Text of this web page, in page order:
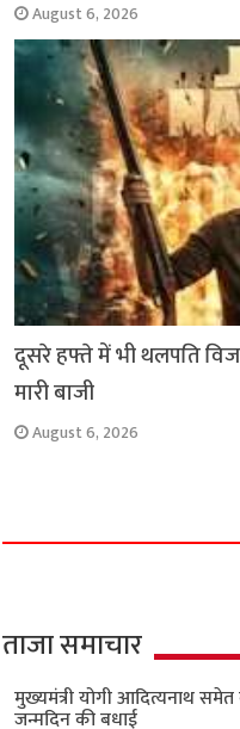
August 6, 2026
दूसरे हफ्ते में भी थलपति
मारी बाजी
August 6, 2026
ताजा समाचार
मुख्यमंत्री योगी आदित्यनाथ
जन्मदिन की बधाई